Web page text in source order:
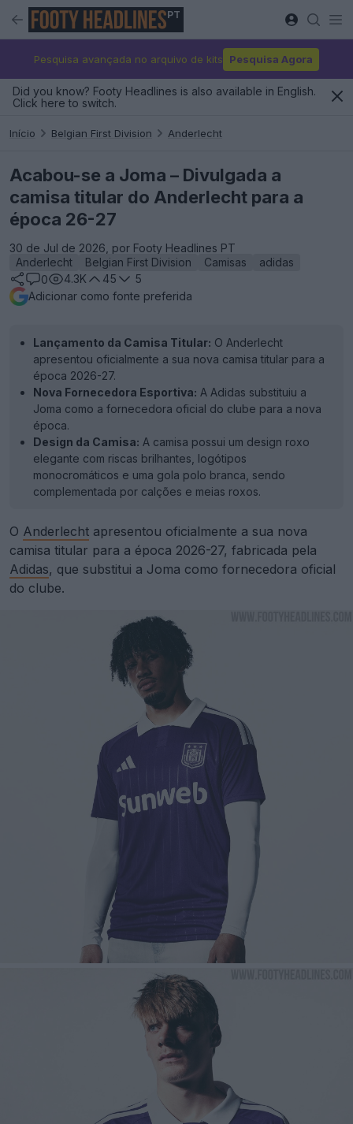
PT
Pesquisa avançada no arquivo de kits Pesquisa Agora
Did you know? Footy Headlines is also available in English.
Click here to switch.
Início Belgian First Division Anderlecht
Acabou-se a Joma – Divulgada a
camisa titular do Anderlecht para a
época 26-27
30 de Jul de 2026, por Footy Headlines PT
Anderlecht
Belgian First Division Camisas
adidas
0
4.3K 45
5
Adicionar como fonte preferida
Lançamento da Camisa Titular: O Anderlecht
apresentou oficialmente a sua nova camisa titular para a
época 2026-27.
Nova Fornecedora Esportiva: A Adidas substituiu a
Joma como a fornecedora oficial do clube para a nova
época.
Design da Camisa: A camisa possui um design roxo
elegante com riscas brilhantes, logótipos
monocromáticos e uma gola polo branca, sendo
complementada por calções e meias roxos.
O Anderlecht apresentou oficialmente a sua nova
camisa titular para a época 2026-27, fabricada pela
Adidas, que substitui a Joma como fornecedora oficial
do clube.